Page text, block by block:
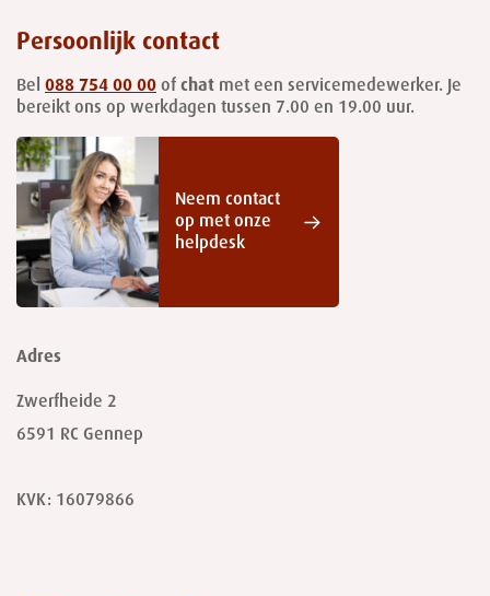
Persoonlijk contact
Bel 088 754 00 00 of chat met een servicemedewerker. Je
bereikt ons op werkdagen tussen 7.00 en 19.00 uur.
Neem contact
op met onze
helpdesk
Adres
Zwerfheide 2
6591 RC Gennep
KVK: 16079866